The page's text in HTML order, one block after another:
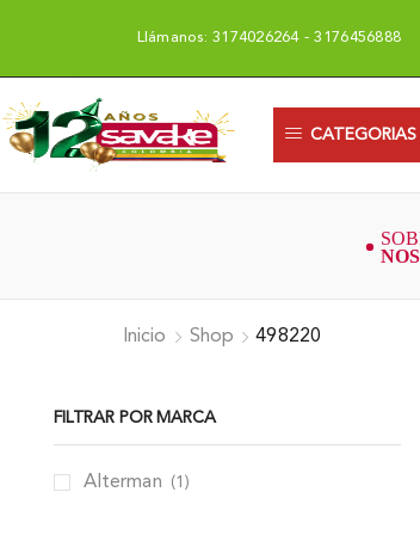
Llámanos: 3174026264 - 3176456888
CATEGORIAS
Inicio Shop 498220
FILTRAR POR MARCA
Alterman (1)